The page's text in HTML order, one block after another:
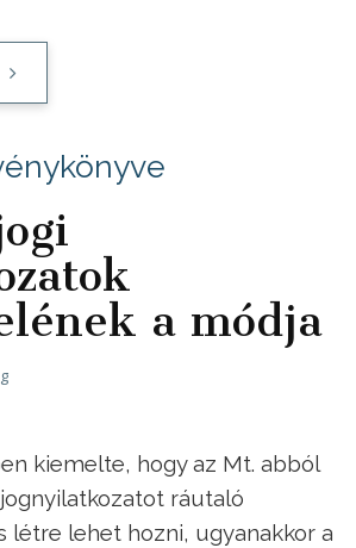
a módja
kiemelte, hogy az Mt. abból
ráutaló
létre lehet hozni, ugyanakkor a